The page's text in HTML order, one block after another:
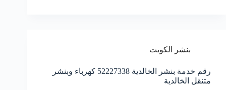
بنشر الكويت
رقم خدمة بنشر الخالدية 52227338 كهرباء وبنشر
متنقل الخالدية